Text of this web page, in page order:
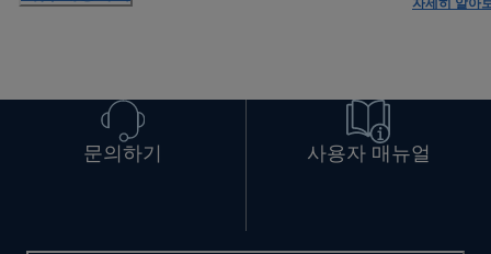
자세히 알아
문의하기 사용자 매뉴얼